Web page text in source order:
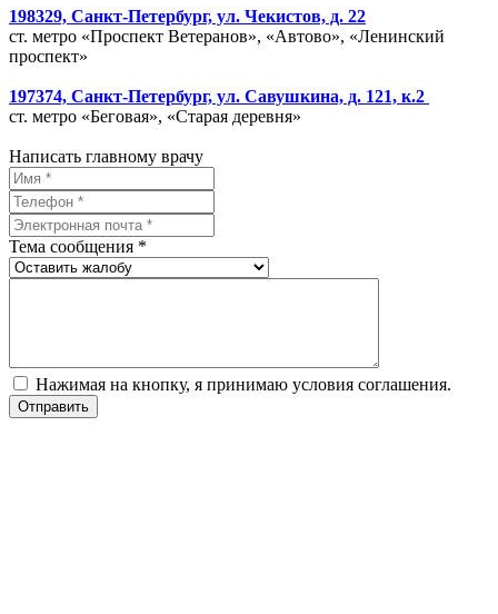
198329, Санкт-Петербург, ул. Чекистов, д. 22
ст. метро «Проспект Ветеранов», «Автово», «Ленинский
проспект»
197374, Санкт-Петербург, ул. Савушкина, д. 121, к.2
ст. метро «Беговая», «Старая деревня»
Написать главному врачу
Тема сообщения *
Нажимая на кнопку, я принимаю условия соглашения.